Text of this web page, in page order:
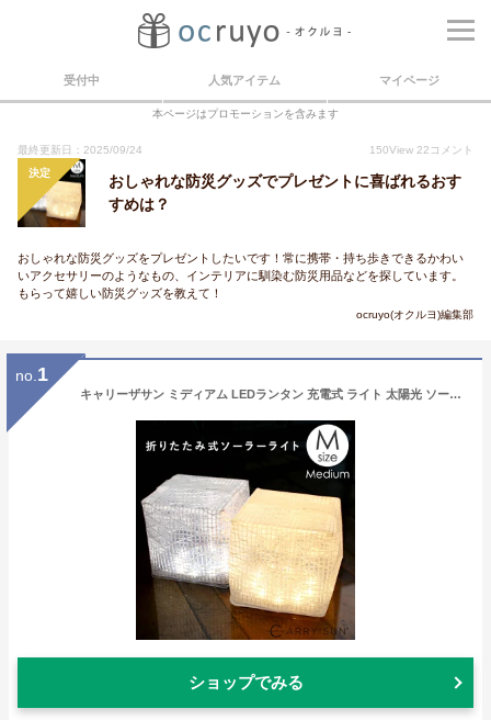
受付中 人気アイテム マイページ
本ページはプロモーションを含みます
最終更新日：2025/09/24 150View 22 コメント
決定
おしゃれな防災グッズでプレゼントに喜ばれるおす
すめは？
おしゃれな防災グッズをプレゼントしたいです！常に携帯・持ち歩きできるかわい
いアクセサリーのようなもの、インテリアに馴染む防災用品などを探しています。
もらって嬉しい防災グッズを教えて！
ocruyo(オクルヨ)編集部
no. 1
キャリーザサン ミディアム LEDランタン 充電式 ライト 太陽光 ソーラーパネル 軽量 防水 防塵 キャンプ 登山 Mサイズ 旧ソーラーパフ おしゃれ 人気 災害 防災グッズ 間接照明 折りたたみ 携帯用 持ち運び メール便
ショップでみる